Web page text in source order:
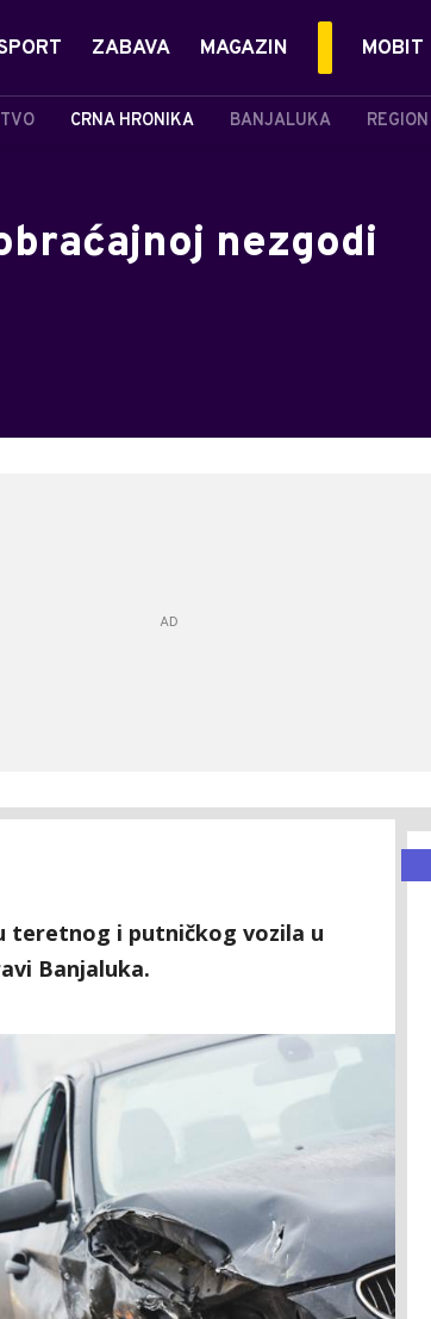
CRNA HRONIKA BANJALUKA REGION
ZABAVA MAGAZIN MOBIT
nezgodi
teretnog i putničkog vozila u
Banjaluka.